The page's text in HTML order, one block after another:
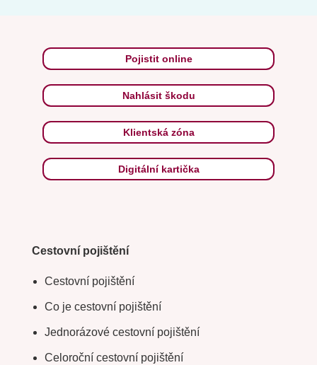
Pojistit online
Nahlásit škodu
Klientská zóna
Digitální kartička
Cestovní pojištění
Cestovní pojištění
Co je cestovní pojištění
Jednorázové cestovní pojištění
Celoroční cestovní pojištění